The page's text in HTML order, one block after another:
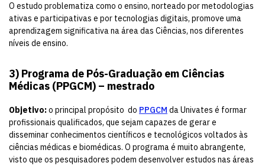
O estudo problematiza como o ensino, norteado por metodologias
ativas e participativas e por tecnologias digitais, promove uma
aprendizagem significativa na área das Ciências, nos diferentes
níveis de ensino.
3) Programa de Pós-Graduação em Ciências
Médicas (PPGCM) – mestrado
Objetivo:o principal propósito do PPGCM da Univates é formar
profissionais qualificados, que sejam capazes de gerar e
disseminar conhecimentos científicos e tecnológicos voltados às
ciências médicas e biomédicas. O programa é muito abrangente,
visto que os pesquisadores podem desenvolver estudos nas áreas